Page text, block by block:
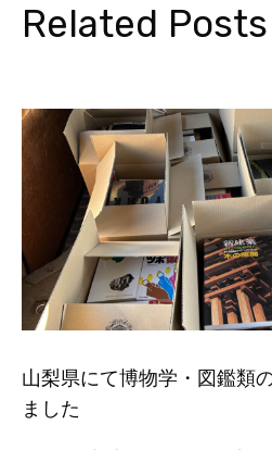
Related Posts
山梨県にて博物学・図鑑類
ました